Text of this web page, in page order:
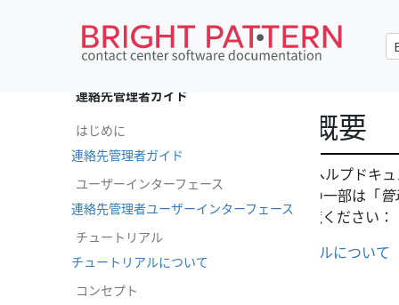
•English
チュートリアル概要
Bright Pattern Contact Centerヘルプドキ
ートリアルが含まれており、その一部は「
れています。詳しくは以下をご覧ください：
管理者向けチュートリアルについて
設定クイックスタート
連絡先管理者ガイド
はじめに
連絡先管理者ガイド
ユーザーインターフェース
連絡先管理者ユーザーインターフェース
チュートリアル
チュートリアルについて
コンセプト